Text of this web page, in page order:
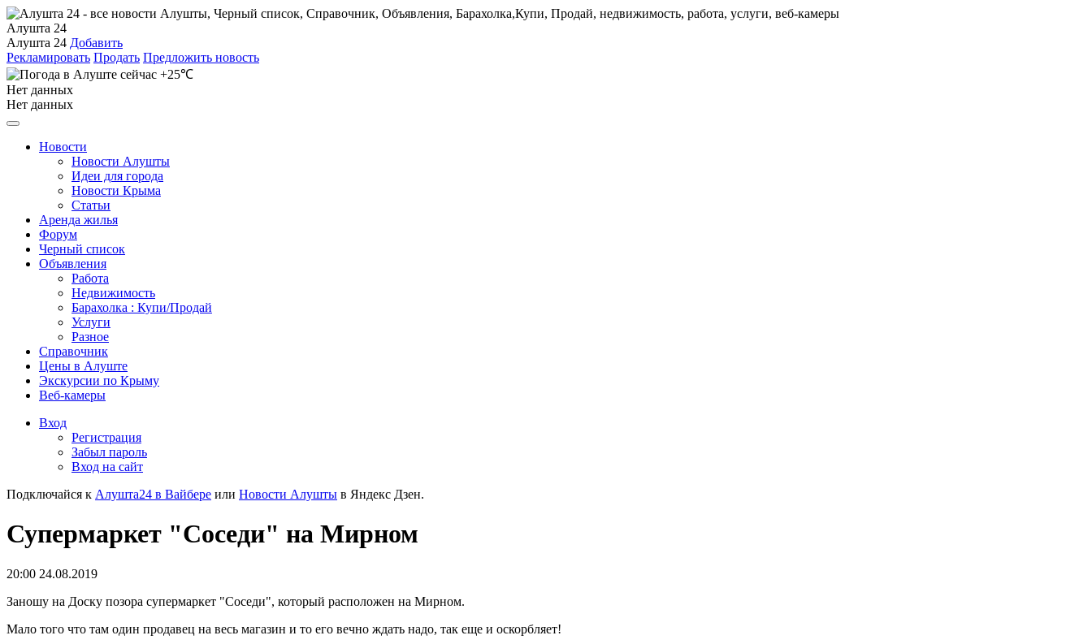
Алушта 24
Алушта 24 Добавить
Рекламировать Продать Предложить новость
+25℃
Нет данных
Нет данных
Новости
Новости Алушты
Идеи для города
Новости Крыма
Статьи
Аренда жилья
Форум
Черный список
Объявления
Работа
Недвижимость
Барахолка : Купи/Продай
Услуги
Разное
Справочник
Цены в Алуште
Экскурсии по Крыму
Веб-камеры
Вход
Регистрация
Забыл пароль
Вход на сайт
Подключайся к Алушта24 в Вайбере или Новости Алушты в Яндекс Дзен.
Супермаркет "Соседи" на Мирном
20:00 24.08.2019
Заношу на Доску позора супермаркет "Соседи", который расположен на Мирном.
Мало того что там один продавец на весь магазин и то его вечно ждать надо, так еще и оскорбляет!